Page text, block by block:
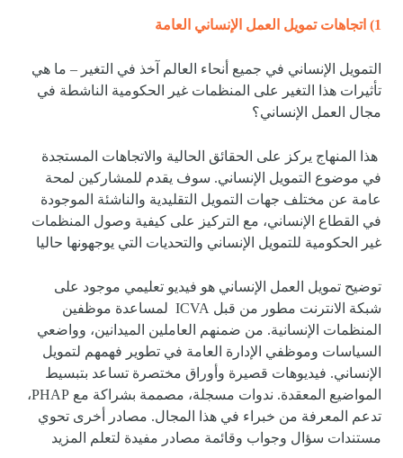
1) اتجاهات تمويل العمل الإنساني العامة
التمويل الإنساني في جميع أنحاء العالم آخذ في التغير – ما هي
تأثيرات هذا التغير على المنظمات غير الحكومية الناشطة في
مجال العمل الإنساني؟
هذا المنهاج يركز على الحقائق الحالية والاتجاهات المستجدة
في موضوع التمويل الإنساني. سوف يقدم للمشاركين لمحة
عامة عن مختلف جهات التمويل التقليدية والناشئة الموجودة
في القطاع الإنساني، مع التركيز على كيفية وصول المنظمات
غير الحكومية للتمويل الإنساني والتحديات التي يوجهونها حاليا
توضيح تمويل العمل الإنساني هو فيديو تعليمي موجود على
شبكة الانترنت مطور من قبل ICVA لمساعدة موظفين
المنظمات الإنسانية. من ضمنهم العاملين الميدانين، وواضعي
السياسات وموظفي الإدارة العامة في تطوير فهمهم لتمويل
الإنساني. فيديوهات قصيرة وأوراق مختصرة تساعد بتبسيط
المواضيع المعقدة. ندوات مسجلة، مصممة بشراكة مع PHAP،
تدعم المعرفة من خبراء في هذا المجال. مصادر أخرى تحوي
مستندات سؤال وجواب وقائمة مصادر مفيدة لتعلم المزيد